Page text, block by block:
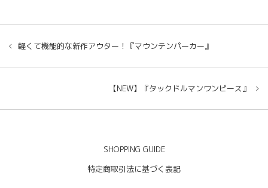
軽くて機能的な新作アウター！『マウンテンパーカー』
【NEW】『タックドルマンワンピース』
SHOPPING GUIDE
特定商取引法に基づく表記